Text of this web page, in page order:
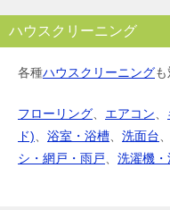
ハウスクリーニング
各種ハウスクリーニング
フローリング、 エアコン、
ド)、 浴室・浴槽、 洗面台、
シ・網戸・雨戸、 洗濯機